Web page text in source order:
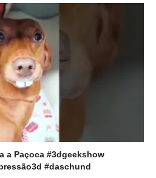
a Paçoca #3dgeekshow
#daschund